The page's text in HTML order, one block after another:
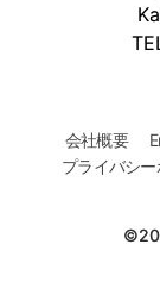
会社概要
プライバシ